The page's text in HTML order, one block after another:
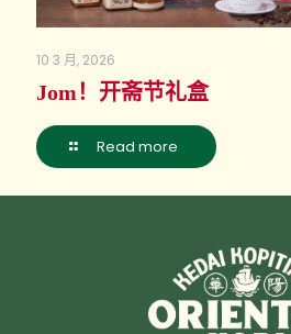
10 3 月, 2026
Jom！开斋节礼盒
Read more